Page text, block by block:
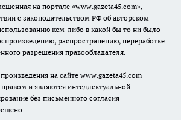
на портале «www.gazeta45.com»,
с законодательством РФ об авторском
кем-либо в какой бы то ни было
распространению, переработке
разрешения правообладателя.
на сайте www.gazeta45.com
и являются интеллектуальной
без письменного согласия